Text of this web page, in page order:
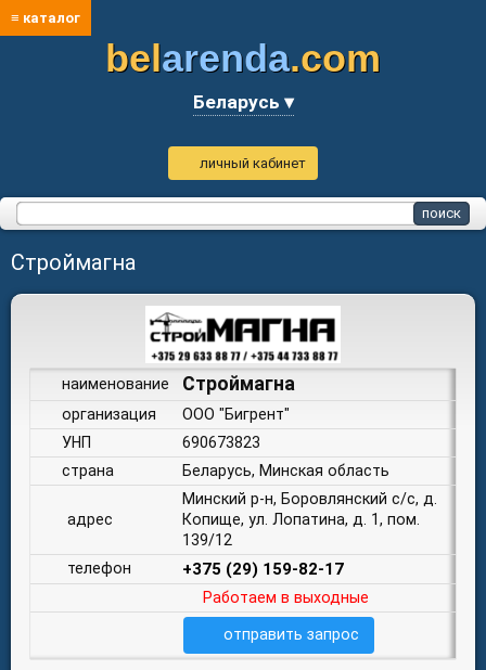
≡ каталог
belarenda.com
Беларусь ▾
личный кабинет
Строймагна
наименование Строймагна
организация
ООО "Бигрент"
УНП
690673823
страна
Беларусь, Минская область
адрес
Минский р-н, Боровлянский с/с, д.
Копище, ул. Лопатина, д. 1, пом.
139/12
телефон
+375 (29) 159-82-17
Работаем в выходные
отправить запрос